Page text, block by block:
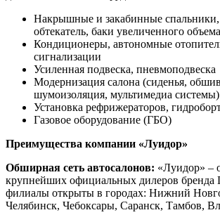
Накрышные и закабинные спальники,
обтекатель, баки увеличенного объема
Кондиционеры, автономные
сигнализации
Усиленная подвеска, пневмоподвеска
Модернизация салона (сиденья,
шумоизоляция, мультимедиа системы)
Установка рефрижераторов,
Газовое оборудование (ГБО)
Преимущества компании «Луидор»
Обширная сеть автосалонов: «Луидор» –
крупнейших официальных дилеров бренда
филиалы открыты в городах: Нижний
Челябинск, Чебоксары, Саранск, Тамбов,